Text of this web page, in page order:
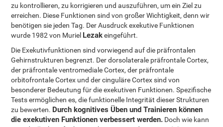
zu kontrollieren, zu korrigieren und auszuführen, um ein Ziel zu
erreichen. Diese Funktionen sind von großer Wichtigkeit, denn wir
benötigen sie jeden Tag. Der Ausdruck exekutive Funktionen
wurde 1982 von Muriel Lezakeingeführt.
Die Exekutivfunktionen sind vorwiegend auf die präfrontalen
Gehirnstrukturen begrenzt. Der dorsolaterale präfrontale Cortex,
der präfrontale ventromediale Cortex, der präfrontale
orbitofrontale Cortex und der cinguläre Cortex sind von
besonderer Bedeutung für die exekutiven Funktionen. Spezifische
Tests ermöglichen es, die funktionelle Integrität dieser Strukturen
zu bewerten. Durch kognitives Üben und Trainieren können
die exekutiven Funktionen verbessert werden. Doch wie kann